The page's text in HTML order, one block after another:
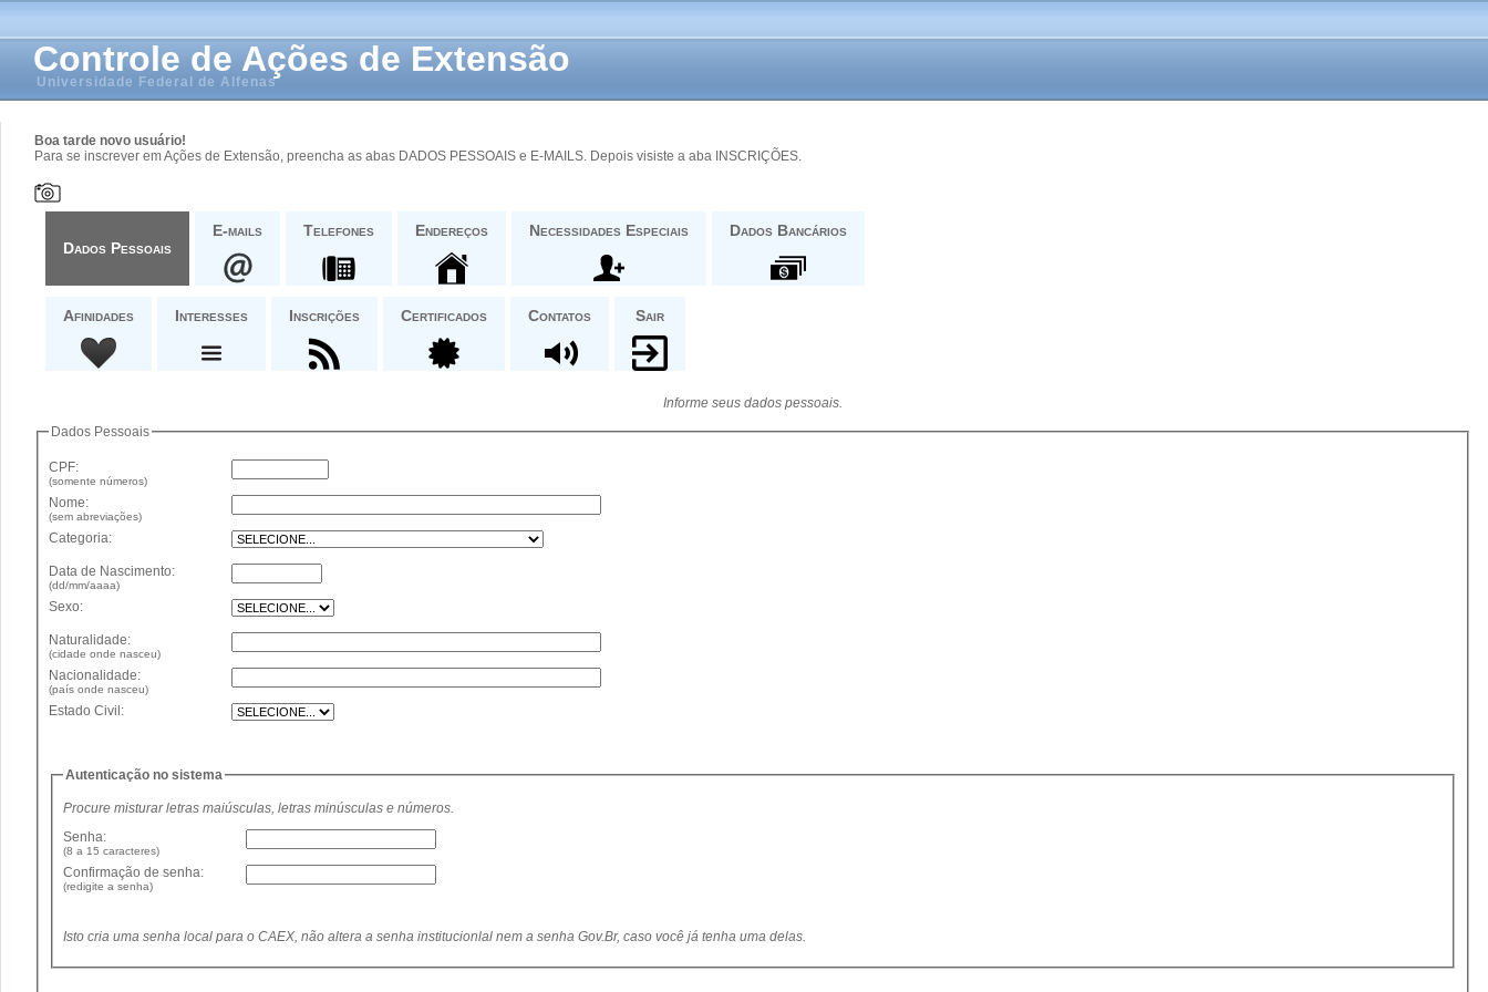
Controle de Ações de Extensão
Universidade Federal de Alfenas
Boa tarde novo usuário!
Para se inscrever em Ações de Extensão, preencha as abas DADOS PESSOAIS e E-MAILS. Depois visiste a aba INSCRIÇÕES.
Dados Pessoais
E-mails Telefones Endereços Necessidades Especiais Dados Bancários
Afinidades Interesses Inscrições Certificados Contatos Sair
Informe seus dados pessoais.
Dados Pessoais
CPF:
(somente números)
Nome:
(sem abreviações)
Categoria:
Data de Nascimento:
(dd/mm/aaaa)
Sexo:
Naturalidade:
(cidade onde nasceu)
Nacionalidade:
(país onde nasceu)
Estado Civil:
Autenticação no sistema
Procure misturar letras maiúsculas, letras minúsculas e números.
Senha:
(8 a 15 caracteres)
Confirmação de senha:
(redigite a senha)
Isto cria uma senha local para o CAEX, não altera a senha institucionlal nem a senha Gov.Br, caso você já tenha uma delas.